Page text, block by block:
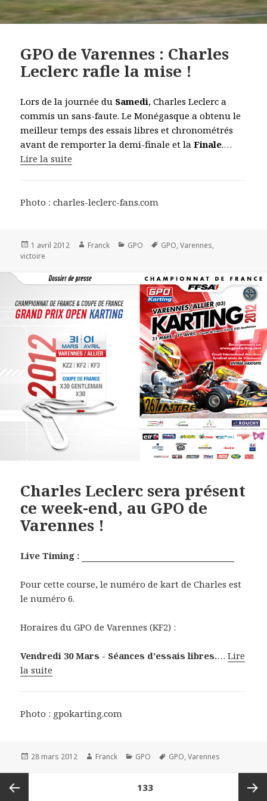
GPO de Varennes : Charles
Leclerc rafle la mise !
Lors de la journée du Samedi, Charles Leclerc a
commis un sans-faute. Le Monégasque a obtenu le
meilleur temps des essais libres et chronométrés
avant de remporter la demi-finale et laFinale.…
Lire la suite
Photo : charles-leclerc-fans.com
Publié
le
1 avril 2012 Auteur
Franck Catégories
GPO
Mots-
GPO,Varennes,
victoire
Charles Leclerc sera présent
ce week-end, au GPO de
Varennes !
Live Timing :
Pour cette course, le numéro de kart de Charles est
le numéro 6.
Horaires du GPO de Varennes (KF2) :
Vendredi 30 Mars - Séances d'essais libres.…Lire
la suite
Photo : gpokarting.com
Publié
28 mars 2012 Auteur
Franck Catégories
GPO
Mots-
GPO,Varennes
des
133